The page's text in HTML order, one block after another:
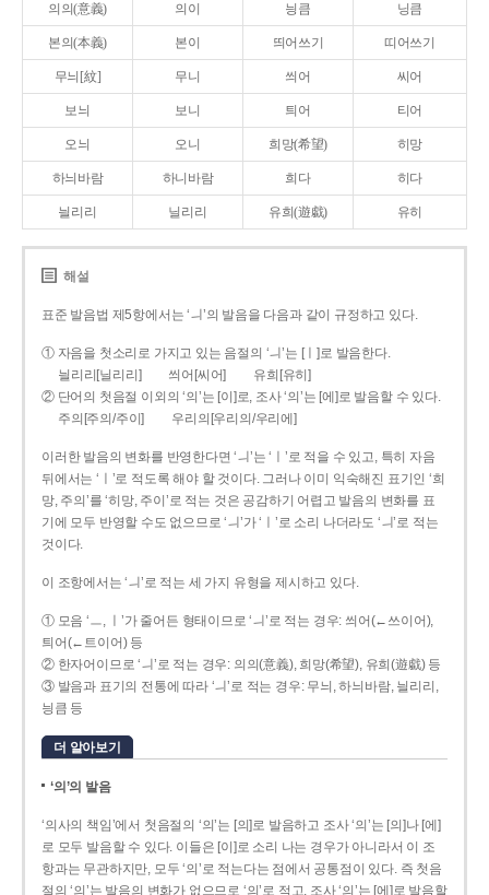
의의(意義) 의이 닁큼 닝큼
본의(本義) 본이 띄어쓰기 띠어쓰기
무늬[紋] 무니 씌어 씨어
보늬 보니 틔어 티어
오늬 오니 희망(希望) 히망
하늬바람 하니바람 희다 히다
늴리리 닐리리 유희(遊戱) 유히
해설
표준 발음법 제5항에서는 ‘ㅢ’의 발음을 다음과 같이 규정하고 있다.
① 자음을 첫소리로 가지고 있는 음절의 ‘ㅢ’는 [ㅣ]로 발음한다.
늴리리[닐리리]
씌어[씨어]
유희[유히]
② 단어의 첫음절 이외의 ‘의’는 [이]로, 조사 ‘의’는 [에]로 발음할 수 있다.
주의[주의/주이]
우리의[우리의/우리에]
이러한 발음의 변화를 반영한다면 ‘ㅢ’는 ‘ㅣ’로 적을 수 있고, 특히 자음
뒤에서는 ‘ㅣ’로 적도록 해야 할 것이다. 그러나 이미 익숙해진 표기인 ‘희
망, 주의’를 ‘히망, 주이’로 적는 것은 공감하기 어렵고 발음의 변화를 표
기에 모두 반영할 수도 없으므로 ‘ㅢ’가 ‘ㅣ’로 소리 나더라도 ‘ㅢ’로 적는
것이다.
이 조항에서는 ‘ㅢ’로 적는 세 가지 유형을 제시하고 있다.
① 모음 ‘ㅡ, ㅣ’가 줄어든 형태이므로 ‘ㅢ’로 적는 경우: 씌어(←쓰이어),
틔어(←트이어) 등
② 한자어이므로 ‘ㅢ’로 적는 경우: 의의(意義), 희망(希望), 유희(遊戱) 등
③ 발음과 표기의 전통에 따라 ‘ㅢ’로 적는 경우: 무늬, 하늬바람, 늴리리,
닁큼 등
더 알아보기
‘의’의 발음
‘의사의 책임’에서 첫음절의 ‘의’는 [의]로 발음하고 조사 ‘의’는 [의]나 [에]
로 모두 발음할 수 있다. 이들은 [이]로 소리 나는 경우가 아니라서 이 조
항과는 무관하지만, 모두 ‘의’로 적는다는 점에서 공통점이 있다. 즉 첫음
절의 ‘의’는 발음의 변화가 없으므로 ‘의’로 적고, 조사 ‘의’는 [에]로 발음할